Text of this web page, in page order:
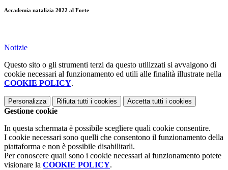
Accademia natalizia 2022 al Forte
Notizie
Questo sito o gli strumenti terzi da questo utilizzati si avvalgono di
cookie necessari al funzionamento ed utili alle finalità illustrate nella
COOKIE POLICY.
Personalizza Rifiuta tutti i cookies Accetta tutti i cookies
Gestione cookie
In questa schermata è possibile scegliere quali cookie consentire.
I cookie necessari sono quelli che consentono il funzionamento della
piattaforma e non è possibile disabilitarli.
Per conoscere quali sono i cookie necessari al funzionamento potete
visionare la COOKIE POLICY.